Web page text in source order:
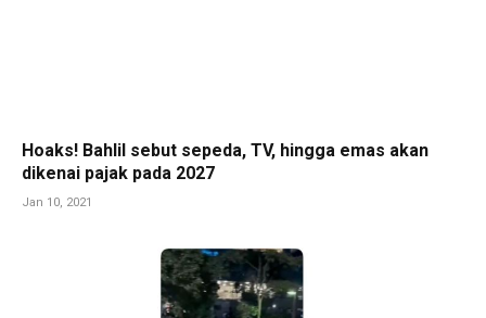
Hoaks! Bahlil sebut sepeda, TV, hingga emas akan
dikenai pajak pada 2027
Jan 10, 2021